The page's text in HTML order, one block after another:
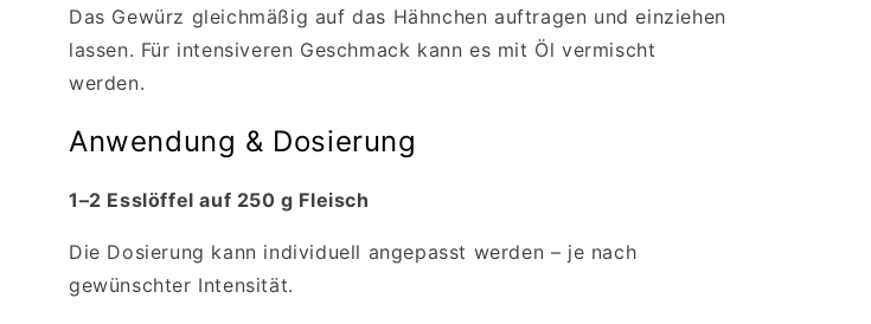
Das Gewürz gleichmäßig auf das Hähnchen auftragen und einziehen
lassen. Für intensiveren Geschmack kann es mit Öl vermischt
werden.
Anwendung & Dosierung
1–2 Esslöffel auf 250 g Fleisch
Die Dosierung kann individuell angepasst werden – je nach
gewünschter Intensität.